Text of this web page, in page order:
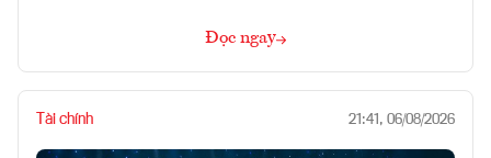
Đọc ngay
Tài chính 21:41, 06/08/2026